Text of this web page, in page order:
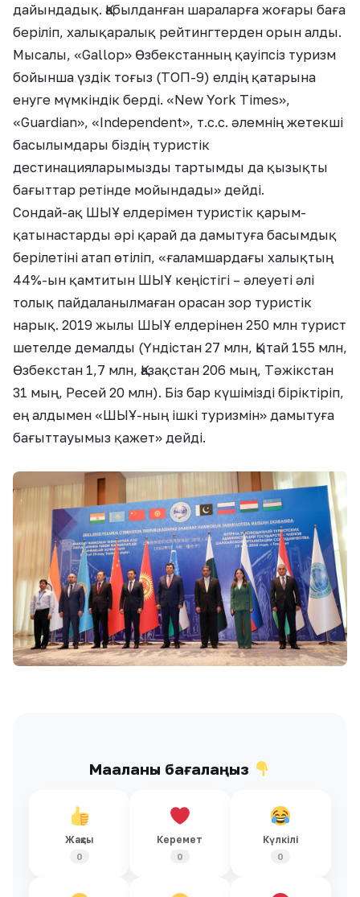
дайындадық. Қабылданған шараларға жоғары баға
беріліп, халықаралық рейтингтерден орын алды.
Мысалы, «Gallop» Өзбекстанның қауіпсіз туризм
бойынша үздік тоғыз (ТОП-9) елдің қатарына
енуге мүмкіндік берді. «New York Times»,
«Guardian», «Independent», т.с.с. әлемнің жетекші
басылымдары біздің туристік
дестинацияларымызды тартымды да қызықты
бағыттар ретінде мойындады» дейді.
Сондай-ақ ШЫҰ елдерімен туристік қарым-
қатынастарды әрі қарай да дамытуға басымдық
берілетіні атап өтіліп, «ғаламшардағы халықтың
44%-ын қамтитын ШЫҰ кеңістігі – әлеуеті әлі
толық пайдаланылмаған орасан зор туристік
нарық. 2019 жылы ШЫҰ елдерінен 250 млн турист
шетелде демалды (Үндістан 27 млн, Қытай 155 млн,
Өзбекстан 1,7 млн, Қазақстан 206 мың, Тәжікстан
31 мың, Ресей 20 млн). Біз бар күшімізді біріктіріп,
ең алдымен «ШЫҰ-ның ішкі туризмін» дамытуға
бағыттауымыз қажет» дейді.
Мақаланы бағалаңыз
Жақсы
0
Керемет
0
Күлкілі
0